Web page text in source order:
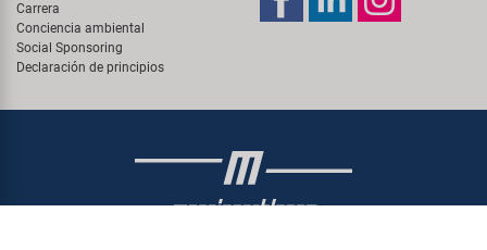
Carrera
Conciencia ambiental
Social Sponsoring
Declaración de principios